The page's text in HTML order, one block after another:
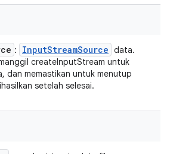
: InputStreamSource data.
createInputStream untuk
dan memastikan untuk menutup
setelah selesai.